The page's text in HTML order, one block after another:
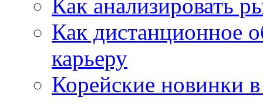
Как анализировать
Как дистанционное
карьеру
Корейские новинки